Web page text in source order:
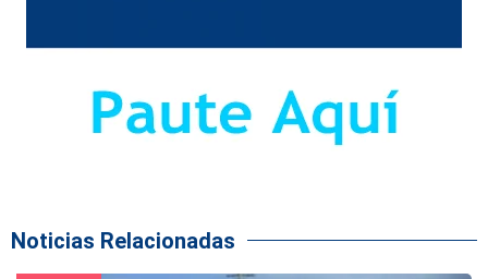
Noticias Relacionadas